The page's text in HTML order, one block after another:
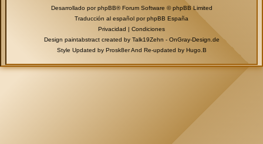
Desarrollado porphpBB® Forum Software © phpBB Limited
Traducción al español porphpBB España
Privacidad | Condiciones
Design paintabstract created by Talk19Zehn - OnGray-Design.de
Style Updated by Prosk8erAnd Re-updated by Hugo.B